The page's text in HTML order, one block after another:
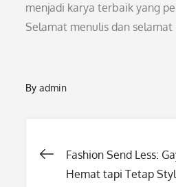
menjadi karya terbaik yang
Selamat menulis dan
Byadmin
Post
Fashion Send Less:
Hemat tapi Tetap